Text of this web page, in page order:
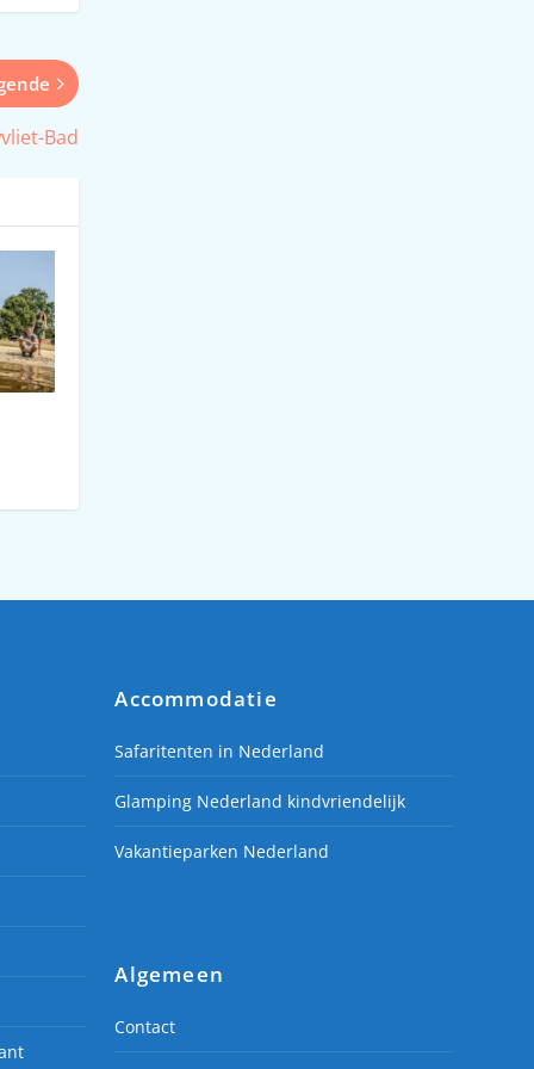
Bad
Accommodatie
Safaritenten in Nederland
Glamping Nederland kindvriendelijk
Vakantieparken Nederland
Algemeen
Contact